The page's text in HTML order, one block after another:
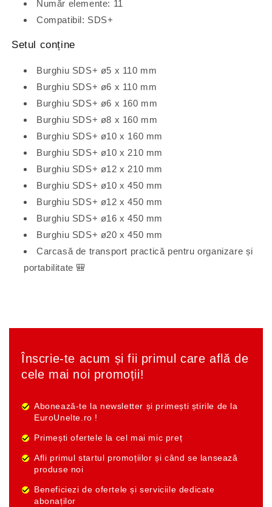
Număr elemente: 11
Compatibil: SDS+
Setul conține
Burghiu SDS+ ø5 x 110 mm
Burghiu SDS+ ø6 x 110 mm
Burghiu SDS+ ø6 x 160 mm
Burghiu SDS+ ø8 x 160 mm
Burghiu SDS+ ø10 x 160 mm
Burghiu SDS+ ø10 x 210 mm
Burghiu SDS+ ø12 x 210 mm
Burghiu SDS+ ø10 x 450 mm
Burghiu SDS+ ø12 x 450 mm
Burghiu SDS+ ø16 x 450 mm
Burghiu SDS+ ø20 x 450 mm
Carcasă de transport practică pentru organizare și
portabilitate 🎒
Înscrie-te acum și fii primul care află de
cele mai noi promoții!
Abonează-te la newsletter și primești știrile de la
EuroUnelte.ro !
Primești ofertele la cel mai mic preț
Afli primul startul promoțiilor și când se lansează
produse noi
Beneficiezi de ofertele și serviciile dedicate
abonaților